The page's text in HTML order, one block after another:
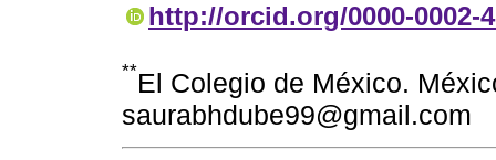
http://orcid.org/0000-0002-
**El Colegio de México.
saurabhdube99@gmail.com